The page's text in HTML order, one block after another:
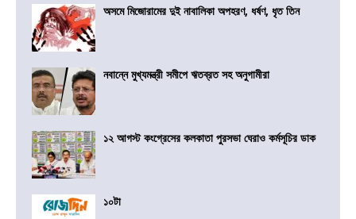
অসমে মিজোরামের দুই নাবালিকা অপহরণ, ধর্ষণ, ধৃত তিন
নবান্নে মুখ্যমন্ত্রী সমীপে ঋতব্রত সহ অনুগামীরা
১২ আগস্ট কংগ্রেসের কলকাতা পুরসভা ঘেরাও কর্মসূচির ডাক
১০টা